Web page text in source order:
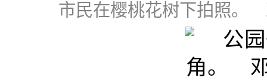
市民在樱桃花树下拍照。